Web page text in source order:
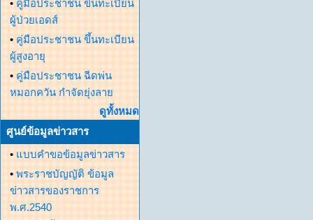
• คู่มือประชาชน ขึ้นทะเบียน
ผู้ป่วยเอดส์
• คู่มือประชาชน ขึ้นทะเบียน
ผู้สูงอายุ
• คู่มือประชาชน ฉีดพ่น
หมอกควัน กำจัดยุ่งลาย
ดูทั้งหมด
ศูนย์ข้อมูลข่าวสาร
• แบบคำขอข้อมูลข่าวสาร
• พระราชบัญญัติ ข้อมูล
ข่าวสารของราชการ
พ.ศ.2540